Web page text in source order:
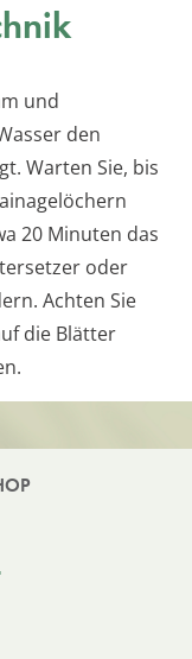
und
den
Warten Sie, bis
20 Minuten das
oder
Achten Sie
die Blätter